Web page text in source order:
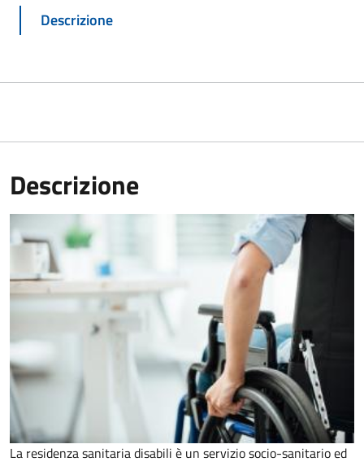
Descrizione
Descrizione
La residenza sanitaria disabili è un servizio socio-sanitario ed